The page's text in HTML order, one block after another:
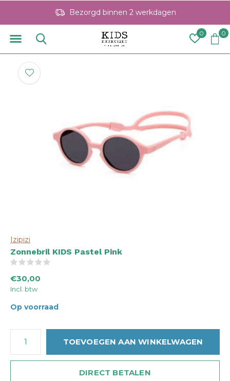
0 0
Bezorgd binnen 2 werkdagen
Izipizi
Zonnebril KIDS Pastel Pink
€30,00
Incl. btw
Op voorraad
TOEVOEGEN AAN WINKELWAGEN
DIRECT BETALEN